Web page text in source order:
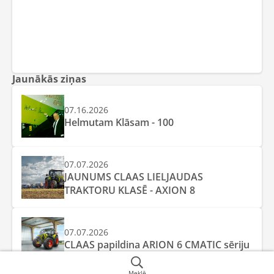
Jaunākās ziņas
07.16.2026
Helmutam Klāsam - 100
07.07.2026
JAUNUMS CLAAS LIELJAUDAS
TRAKTORU KLASĒ - AXION 8
07.07.2026
CLAAS papildina ARION 6 CMATIC sēriju